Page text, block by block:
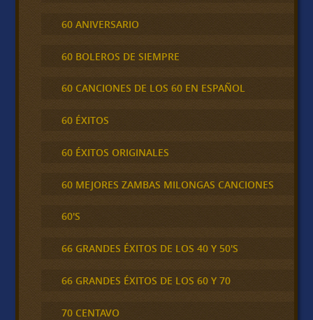
60 ANIVERSARIO
60 BOLEROS DE SIEMPRE
60 CANCIONES DE LOS 60 EN ESPAÑOL
60 ÉXITOS
60 ÉXITOS ORIGINALES
60 MEJORES ZAMBAS MILONGAS CANCIONES
60'S
66 GRANDES ÉXITOS DE LOS 40 Y 50'S
66 GRANDES ÉXITOS DE LOS 60 Y 70
70 CENTAVO